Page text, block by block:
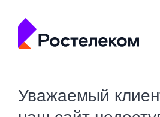
Уважаемый